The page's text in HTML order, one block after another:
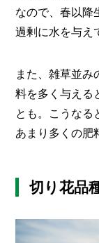
なので、春以降
過剰に水を与え
また、雑草並み
料を多く与える
とも。こうなる
あまり多くの肥
切り花品